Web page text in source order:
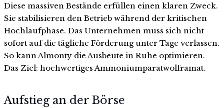
Diese massiven Bestände erfüllen einen klaren Zweck.
Sie stabilisieren den Betrieb während der kritischen
Hochlaufphase. Das Unternehmen muss sich nicht
sofort auf die tägliche Förderung unter Tage verlassen.
So kann Almonty die Ausbeute in Ruhe optimieren.
Das Ziel: hochwertiges Ammoniumparatwolframat.
Aufstieg an der Börse